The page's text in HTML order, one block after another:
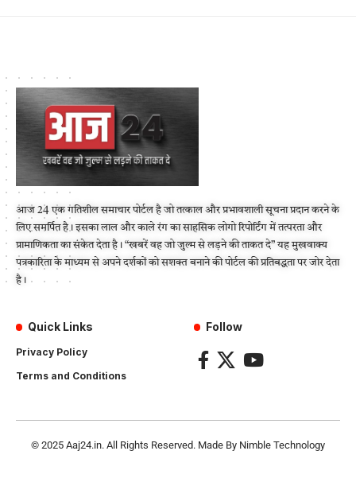
आज 24 एक गतिशील समाचार पोर्टल है जो तत्काल और प्रभावशाली सूचना प्रदान करने के
लिए समर्पित है। इसका लाल और काले रंग का साहसिक लोगो रिपोर्टिंग में तत्परता और
प्रामाणिकता का संकेत देता है। “खबरें वह जो जुल्म से लड़ने की ताकत दे” यह मुखवाक्य
पत्रकारिता के माध्यम से अपने दर्शकों को सशक्त बनाने की पोर्टल की प्रतिबद्धता पर जोर देता
है।
Quick Links
Privacy Policy
Terms and Conditions
Follow
© 2025 Aaj24.in. All Rights Reserved. Made By Nimble Technology